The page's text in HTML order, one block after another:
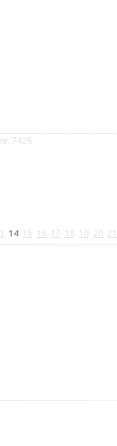
7428
14 15 16 17 18 19 20 21